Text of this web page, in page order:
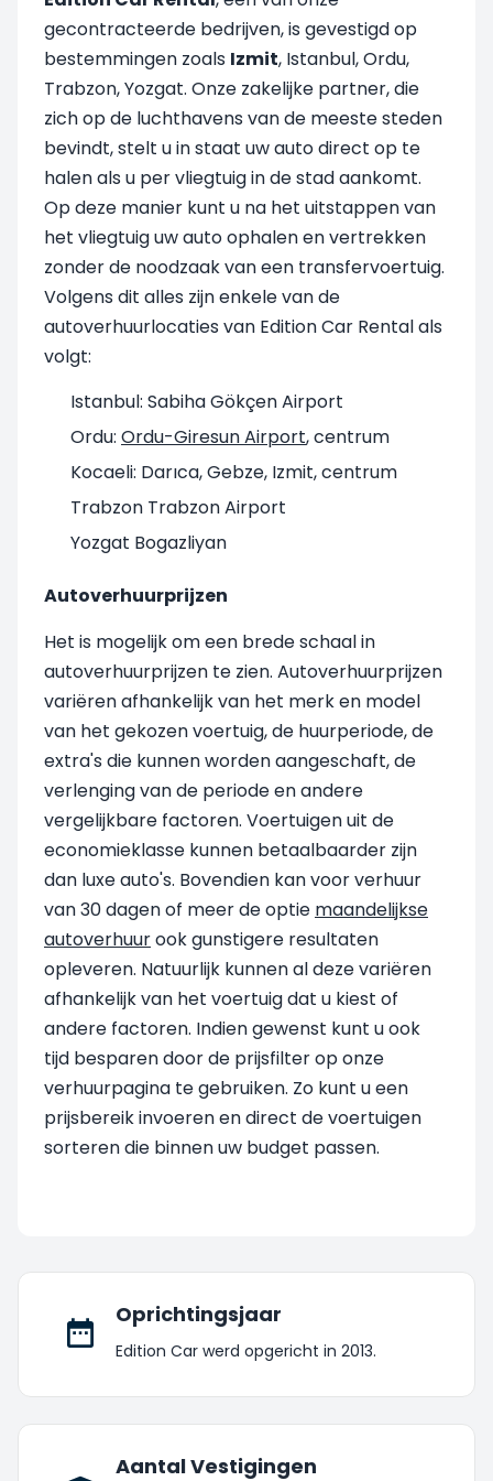
gecontracteerde bedrijven, is gevestigd op
bestemmingen zoals Izmit, Istanbul, Ordu,
Trabzon, Yozgat. Onze zakelijke partner, die
zich op de luchthavens van de meeste steden
bevindt, stelt u in staat uw auto direct op te
halen als u per vliegtuig in de stad aankomt.
Op deze manier kunt u na het uitstappen van
het vliegtuig uw auto ophalen en vertrekken
zonder de noodzaak van een transfervoertuig.
Volgens dit alles zijn enkele van de
autoverhuurlocaties van Edition Car Rental als
volgt:
Istanbul: Sabiha Gökçen Airport
Ordu: Ordu-Giresun Airport, centrum
Kocaeli: Darıca, Gebze, Izmit, centrum
Trabzon Trabzon Airport
Yozgat Bogazliyan
Autoverhuurprijzen
Het is mogelijk om een brede schaal in
autoverhuurprijzen te zien. Autoverhuurprijzen
variëren afhankelijk van het merk en model
van het gekozen voertuig, de huurperiode, de
extra's die kunnen worden aangeschaft, de
verlenging van de periode en andere
vergelijkbare factoren. Voertuigen uit de
economieklasse kunnen betaalbaarder zijn
dan luxe auto's. Bovendien kan voor verhuur
van 30 dagen of meer de optie maandelijkse
autoverhuurook gunstigere resultaten
opleveren. Natuurlijk kunnen al deze variëren
afhankelijk van het voertuig dat u kiest of
andere factoren. Indien gewenst kunt u ook
tijd besparen door de prijsfilter op onze
verhuurpagina te gebruiken. Zo kunt u een
prijsbereik invoeren en direct de voertuigen
sorteren die binnen uw budget passen.
Oprichtingsjaar
Edition Car werd opgericht in 2013.
Aantal Vestigingen